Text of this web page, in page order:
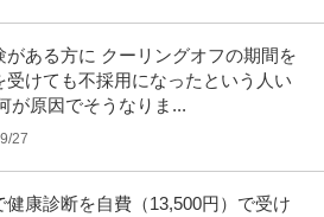
ある方に クーリングオフの期間を
けても不採用になったという人い
が原因でそうなりま...
27
康診断を自費（13,500円）で受け